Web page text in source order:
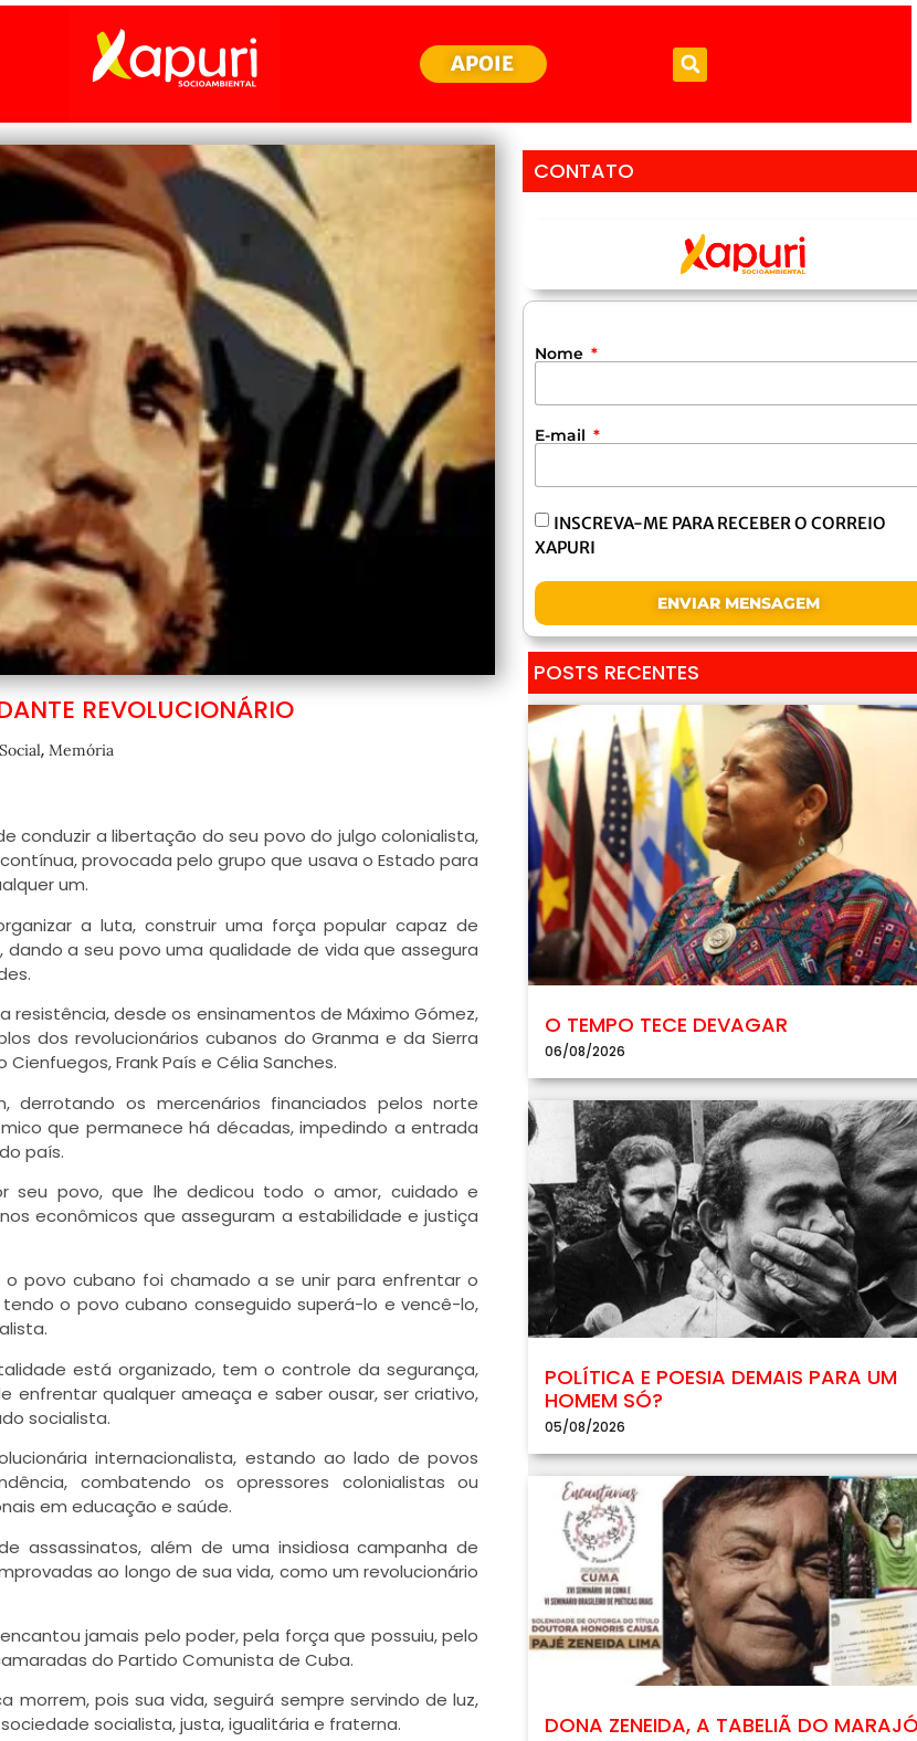
APOIE
REVOLUCIONÁRIO
, Memória
conduzir a libertação do seu povo do julgo colonialista,
provocada pelo grupo que usava o Estado para
um.
a luta, construir uma força popular capaz de
a seu povo uma qualidade de vida que assegura
resistência, desde os ensinamentos de Máximo Gómez,
dos revolucionários cubanos do Granma e da Sierra
Frank País e Célia Sanches.
os mercenários financiados pelos norte
que permanece há décadas, impedindo a entrada
país.
seu povo, que lhe dedicou todo o amor, cuidado e
econômicos que asseguram a estabilidade e justiça
povo cubano foi chamado a se unir para enfrentar o
o povo cubano conseguido superá-lo e vencê-lo,
está organizado, tem o controle da segurança,
enfrentar qualquer ameaça e saber ousar, ser criativo,
socialista.
internacionalista, estando ao lado de povos
combatendo os opressores colonialistas ou
em educação e saúde.
assassinatos, além de uma insidiosa campanha de
ao longo de sua vida, como um revolucionário
jamais pelo poder, pela força que possuiu, pelo
do Partido Comunista de Cuba.
morrem, pois sua vida, seguirá sempre servindo de luz,
socialista, justa, igualitária e fraterna.
CONTATO
Nome
E-mail
INSCREVA-ME PARA RECEBER O CORREIO
XAPURI
ENVIAR MENSAGEM
POSTS RECENTES
O TEMPO TECE DEVAGAR
06/08/2026
POLÍTICA E POESIA DEMAIS PARA UM
HOMEM SÓ?
05/08/2026
DONA ZENEIDA, A TABELIÃ DO